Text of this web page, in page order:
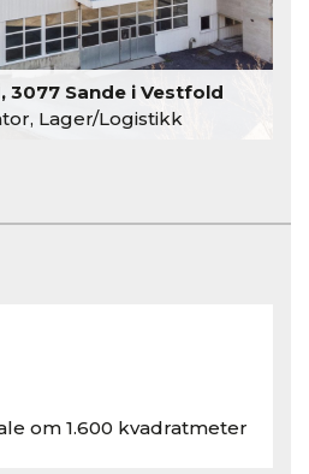
3077 Sande i Vestfold
Lager/Logistikk
om 1.600 kvadratmeter